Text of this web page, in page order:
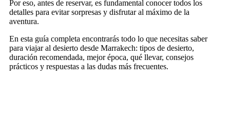
Por eso, antes de reservar, es fundamental conocer todos los
detalles para evitar sorpresas y disfrutar al máximo de la
aventura.
En esta guía completa encontrarás todo lo que necesitas saber
para viajar al desierto desde Marrakech: tipos de desierto,
duración recomendada, mejor época, qué llevar, consejos
prácticos y respuestas a las dudas más frecuentes.